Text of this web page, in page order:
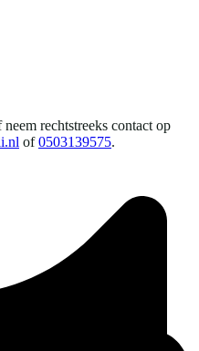
neem rechtstreeks contact op
of 0503139575.